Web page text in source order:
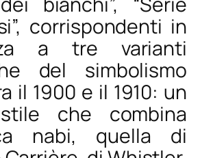
corrispondenti in
a tre varianti
del simbolismo
il 1900 e il 1910: un
che combina
nabi, quella di